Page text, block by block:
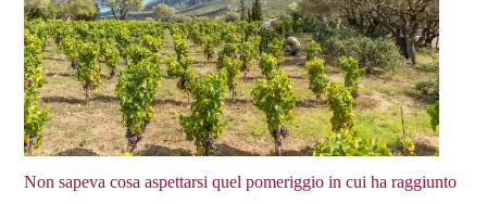
Non sapeva cosa aspettarsi quel pomeriggio in cui ha raggiunto